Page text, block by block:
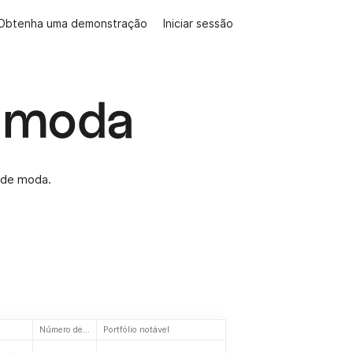
uma demonstração Iniciar sessão
moda.
Número de investimentos Portfólio notável